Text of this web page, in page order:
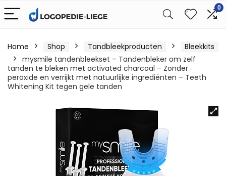
0
Home Shop Tandbleekproducten
Bleekkits
mysmile tandenbleekset – Tandenbleker om zelf
tanden te bleken met activated charcoal – Zonder
peroxide en verrijkt met natuurlijke ingrediënten – Teeth
Whitening Kit tegen gele tanden